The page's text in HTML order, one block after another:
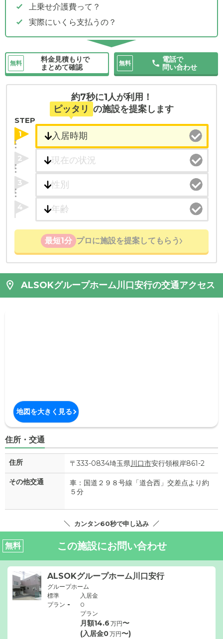
上乗せ介護費って？
実際にいくら支払うの？
無料
料金見積もりで
まとめて確認
無料
電話で
問い合わせ
約7秒に1人が利用！
ピッタリ の施設を提案します
STEP
1
2
3
4
最短1分 プロに施設を提案してもらう
ALSOKグループホーム川口安行の交通アクセス
地図を大きく見る
住所・交通
住所 〒333-0834埼玉県川口市安行領根岸861-2
その他交通
車：国道２９８号線「道合西」交差点より約
５分
カンタン60秒で申し込み
無料 この施設にお問い合わせ
ALSOKグループホーム川口安行
グループホーム
標準
プラン -
入居金
0
プラン
月額14.6 万円〜
(入居金0万円〜)